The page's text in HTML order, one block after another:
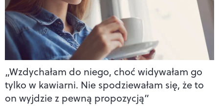
„Wzdychałam do niego, choć widywałam go
tylko w kawiarni. Nie spodziewałam się, że to
on wyjdzie z pewną propozycją”